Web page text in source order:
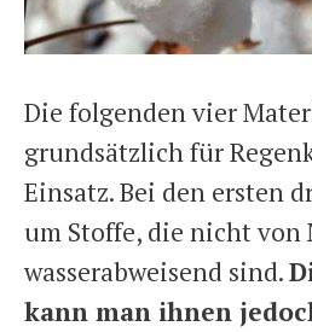
Die folgenden vier
grundsätzlich für
Einsatz. Bei den ersten
um Stoffe, die nicht von
wasserabweisend sind.
kann man ihnen